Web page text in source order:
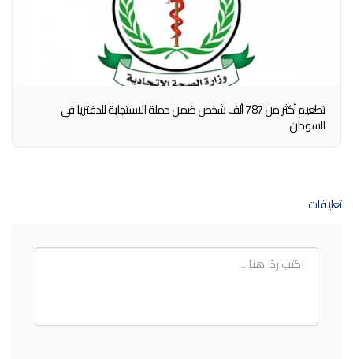
تطعيم أكثر من 787 ألف شخص ضمن حملة الاستجابة للدفتريا في
السودان
تعليقات